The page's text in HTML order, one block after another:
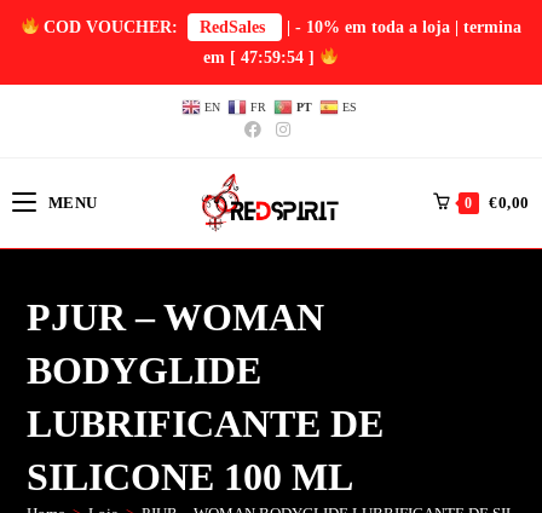
COD VOUCHER: RedSales
| - 10% em toda a loja | termina
em [ 47:59:54 ]
EN FR PT ES
MENU 0 €0,00
PJUR – WOMAN
BODYGLIDE
LUBRIFICANTE DE
SILICONE 100 ML